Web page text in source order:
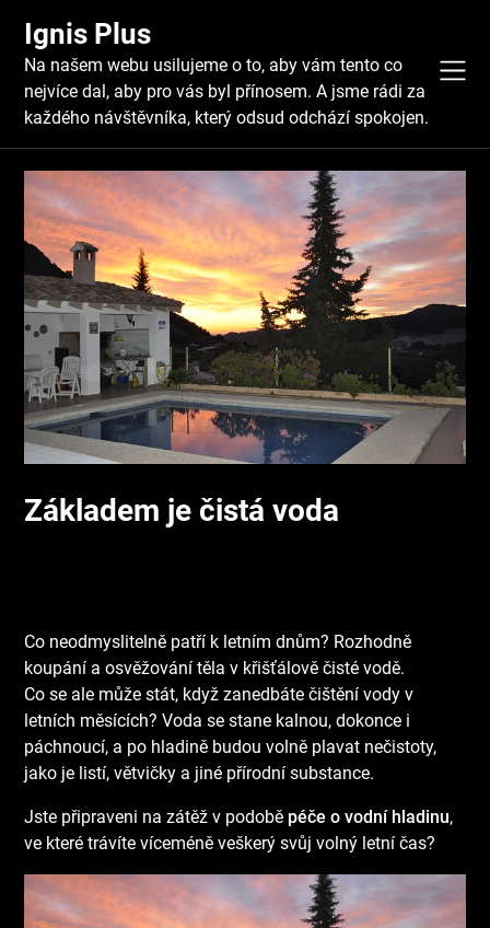
content
Ignis Plus
Na našem webu usilujeme o to, aby vám tento co
nejvíce dal, aby pro vás byl přínosem. A jsme rádi za
každého návštěvníka, který odsud odchází spokojen.
Základem je čistá voda
Co neodmyslitelně patří k letním dnům? Rozhodně
koupání a osvěžování těla v křišťálově čisté vodě.
Co se ale může stát, když zanedbáte čištění vody v
letních měsících? Voda se stane kalnou, dokonce i
páchnoucí, a po hladině budou volně plavat nečistoty,
jako je listí, větvičky a jiné přírodní substance.
Jste připraveni na zátěž v podobě péče o vodní hladinu,
ve které trávíte víceméně veškerý svůj volný letní čas?